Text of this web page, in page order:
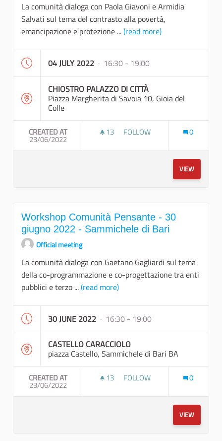
La comunità dialoga con Paola Giavoni e Armidia
Salvati sul tema del contrasto alla povertà,
emancipazione e protezione ...(read more)
04 JULY 2022 · 16:30 - 19:00
CHIOSTRO PALAZZO DI CITTÀ
Piazza Margherita di Savoia 10, Gioia del
Colle
CREATED AT
23/06/2022
13 13 FOLLOWERS
FOLLOW 0
VIEW
Workshop Comunità Pensante - 30
giugno 2022 - Sammichele di Bari
Official meeting
La comunità dialoga con Gaetano Gagliardi sul tema
della co-programmazione e co-progettazione tra enti
pubblici e terzo ...(read more)
30 JUNE 2022 · 16:30 - 19:00
CASTELLO CARACCIOLO
piazza Castello, Sammichele di Bari BA
CREATED AT
23/06/2022
13 13 FOLLOWERS
FOLLOW 0
VIEW